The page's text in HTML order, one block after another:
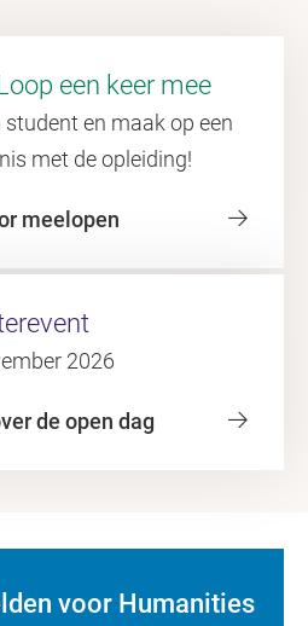
een keer mee
en maak op een
met de opleiding!
meelopen
2026
de open dag
voor Humanities